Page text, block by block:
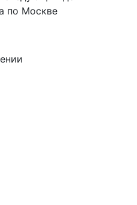
по Москве